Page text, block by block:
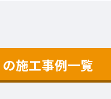
の施工事例一覧